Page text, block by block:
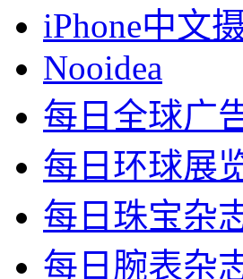
iPhone中文
Nooidea
每日全球广
每日环球展
每日珠宝杂
每日腕表杂